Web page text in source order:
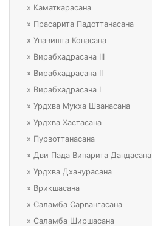
» Каматкарасана
» Прасарита Падоттанасана
» Упавишта Конасана
» Вирабхадрасана III
» Вирабхадрасана II
» Вирабхадрасана I
» Урдхва Мукха Шванасана
» Урдхва Хастасана
» Пурвоттанасана
» Дви Пада Випарита Дандасана
» Урдхва Дханурасана
» Врикшасана
» Саламба Сарвангасана
» Саламба Ширшасана